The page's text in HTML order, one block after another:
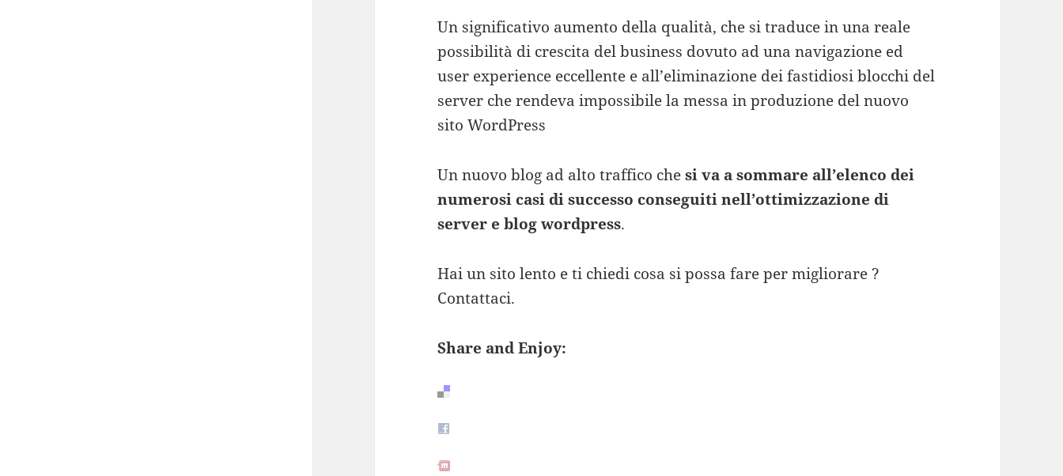
Un significativo aumento della qualità, che si traduce in una reale
possibilità di crescita del business dovuto ad una navigazione ed
user experience eccellente e all’eliminazione dei fastidiosi blocchi del
server che rendeva impossibile la messa in produzione del nuovo
sito WordPress
Un nuovo blog ad alto traffico chesi va a sommare all’elenco dei
numerosi casi di successo conseguiti nell’ottimizzazione di
server e blog wordpress.
Hai un sito lento e ti chiedi cosa si possa fare per migliorare ?
Contattaci.
Share and Enjoy: